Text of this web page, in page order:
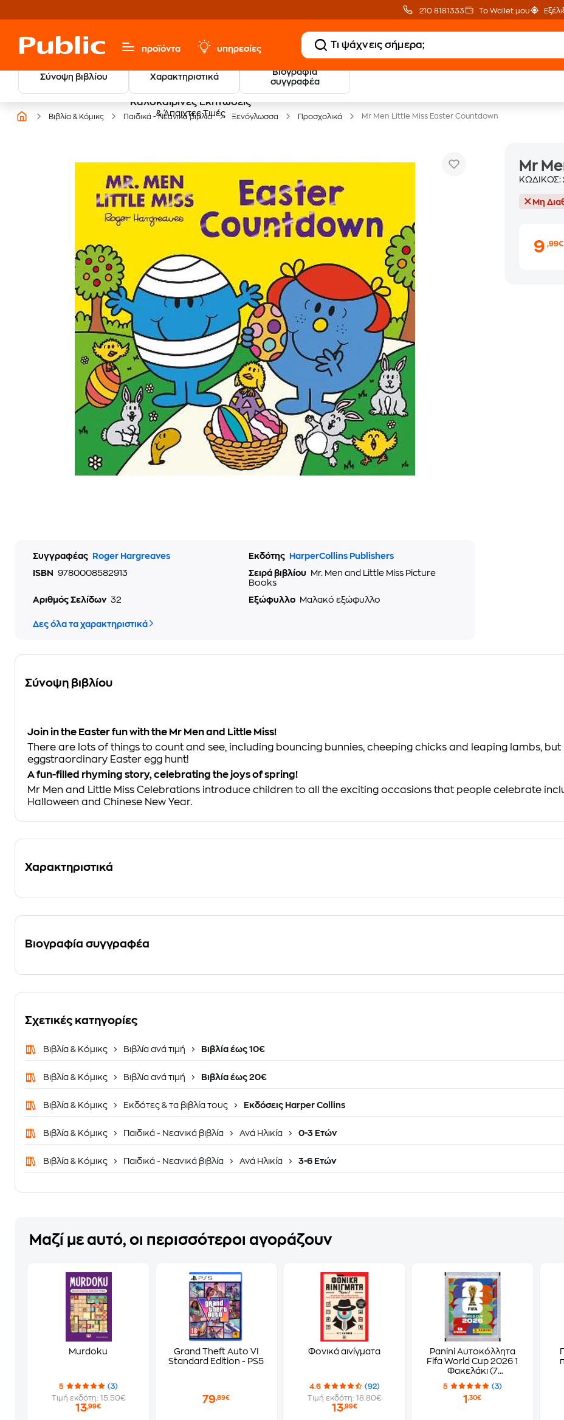
210 8181333 Το Wallet μου
προϊόντα υπηρεσίες
Σύνοψη βιβλίου Χαρακτηριστικά
Βιογραφία
συγγραφέα
Καλοκαιρινές Εκπτώσεις
& Άπαιχτες Τιμές
20 € Public επιστροφή
με Snappi
Βιβλία & Κόμικς Παιδικά - Νεανικά βιβλία Ξενόγλωσσα Προσχολικά Mr Men Little Miss Easter Countdown
Συγγραφέας Roger Hargreaves Εκδότης
HarperCollins Publishers
ISBN
9780008582913 Σειρά βιβλίου
Mr. Men and Little Miss Picture
Books
Αριθμός Σελίδων 32 Εξώφυλλο Μαλακό εξώφυλλο
Δες όλα τα χαρακτηριστικά
Mr
ΚΩΔΙΚΟΣ:
Μη
9,99€
Σύνοψη βιβλίου
Join in the Easter fun with the Mr Men and Little Miss!
There are lots of things to count and see, including bouncing bunnies, cheeping chicks and leaping lambs, but
eggstraordinary Easter egg hunt!
A fun-filled rhyming story, celebrating the joys of spring!
Mr Men and Little Miss Celebrations introduce children to all the exciting occasions that people celebrate
Halloween and Chinese New Year.
Χαρακτηριστικά
Βιογραφία συγγραφέα
Σχετικές κατηγορίες
Βιβλία & Κόμικς Βιβλία ανά τιμή Βιβλία έως 10€
Βιβλία & Κόμικς Βιβλία ανά τιμή Βιβλία έως 20€
Βιβλία & Κόμικς Εκδότες & τα βιβλία τους Εκδόσεις Harper Collins
Βιβλία & Κόμικς Παιδικά - Νεανικά βιβλία Ανά Ηλικία 0-3 Ετών
Βιβλία & Κόμικς Παιδικά - Νεανικά βιβλία Ανά Ηλικία 3-6 Ετών
Μαζί με αυτό, οι περισσότεροι αγοράζουν
Murdoku
5
(3)
Τιμή εκδότη: 15.50€
13,99€
Grand Theft Auto VI
Standard Edition - PS5
79,89€
Φονικά αινίγματα
4.6
(92)
Τιμή εκδότη: 18.80€
13,99€
Panini Αυτοκόλλητα
Fifa World Cup 2026 1
Φακελάκι (7
Αυτοκόλλητα)
5 (3)
1,30€